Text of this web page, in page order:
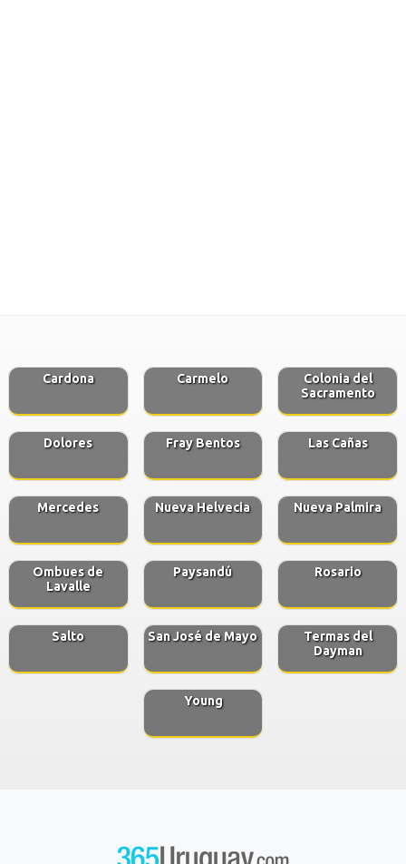
Cardona Carmelo
Colonia del
Sacramento
Dolores Fray Bentos Las Cañas
Mercedes Nueva Helvecia Nueva Palmira
Ombues de
Lavalle
Paysandú Rosario
Salto San José de Mayo
Termas del
Dayman
Young